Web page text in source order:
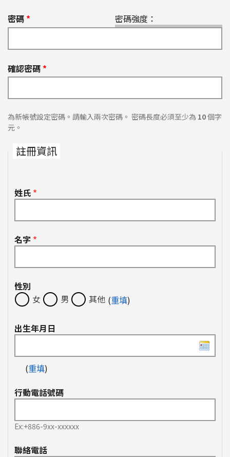
密碼強度：
密碼 *
確認密碼 *
為新帳號設定密碼。請輸入兩次密碼。 密碼長度必須至少為 10個字
元。
註冊資訊
姓氏 *
名字 *
性別
女
男 其他 (重填)
出生年月日
(重填)
行動電話號碼
Ex:+886-9xx-xxxxxx
聯絡電話